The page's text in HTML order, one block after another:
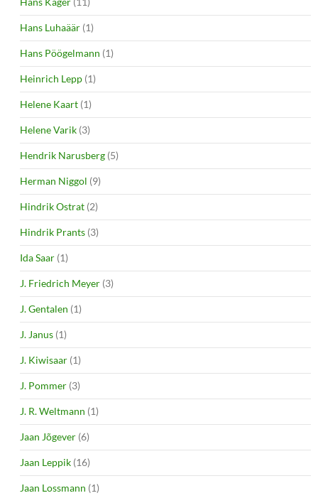
Hans Luhaäär (1)
Hans Pöögelmann (1)
Heinrich Lepp (1)
Helene Kaart (1)
Helene Varik (3)
Hendrik Narusberg (5)
Herman Niggol (9)
Hindrik Ostrat (2)
Hindrik Prants (3)
Ida Saar (1)
J. Friedrich Meyer (3)
J. Gentalen (1)
J. Janus (1)
J. Kiwisaar (1)
J. Pommer (3)
J. R. Weltmann (1)
Jaan Jõgever (6)
Jaan Leppik (16)
Jaan Lossmann (1)